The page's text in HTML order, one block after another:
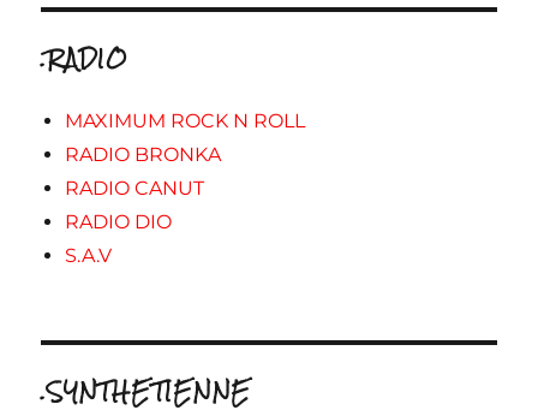
.RADIO
MAXIMUM ROCK N ROLL
RADIO BRONKA
RADIO CANUT
RADIO DIO
S.A.V
.SYNTHETIENNE